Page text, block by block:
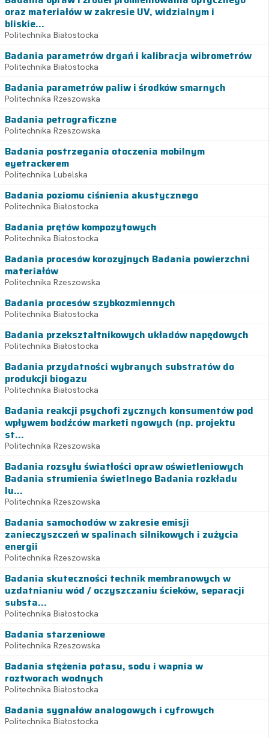
oraz materiałów w zakresie UV, widzialnym i
bliskie...
Politechnika Białostocka
Badania parametrów drgań i kalibracja wibrometrów
Politechnika Białostocka
Badania parametrów paliw i środków smarnych
Politechnika Rzeszowska
Badania petrograficzne
Politechnika Rzeszowska
Badania postrzegania otoczenia mobilnym
eyetrackerem
Politechnika Lubelska
Badania poziomu ciśnienia akustycznego
Politechnika Białostocka
Badania prętów kompozytowych
Politechnika Białostocka
Badania procesów korozyjnych Badania powierzchni
materiałów
Politechnika Rzeszowska
Badania procesów szybkozmiennych
Politechnika Białostocka
Badania przekształtnikowych układów napędowych
Politechnika Białostocka
Badania przydatności wybranych substratów do
produkcji biogazu
Politechnika Białostocka
Badania reakcji psychofi zycznych konsumentów pod
wpływem bodźców marketi ngowych (np. projektu
st...
Politechnika Rzeszowska
Badania rozsyłu światłości opraw oświetleniowych
Badania strumienia świetlnego Badania rozkładu
lu...
Politechnika Rzeszowska
Badania samochodów w zakresie emisji
zanieczyszczeń w spalinach silnikowych i zużycia
energii
Politechnika Rzeszowska
Badania skuteczności technik membranowych w
uzdatnianiu wód / oczyszczaniu ścieków, separacji
substa...
Politechnika Białostocka
Badania starzeniowe
Politechnika Rzeszowska
Badania stężenia potasu, sodu i wapnia w
roztworach wodnych
Politechnika Białostocka
Badania sygnałów analogowych i cyfrowych
Politechnika Białostocka